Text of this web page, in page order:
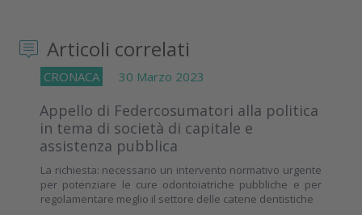
Articoli correlati
CRONACA 30 Marzo 2023
Appello di Federcosumatori alla politica
in tema di società di capitale e
assistenza pubblica
La richiesta: necessario un intervento normativo urgente
per potenziare le cure odontoiatriche pubbliche e per
regolamentare meglio il settore delle catene dentistiche